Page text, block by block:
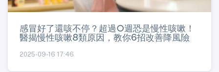
感冒好了還咳不停？超過○週恐是慢性咳嗽！
醫揭慢性咳嗽8類原因，教你6招改善降風險
2025-09-16 17:46